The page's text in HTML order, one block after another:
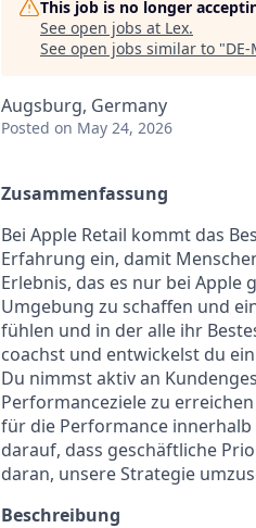
This job is no longer
See open jobs at Lex.
See open jobs similar to "
Augsburg, Germany
Posted on May 24, 2026
Zusammenfassung
Bei Apple Retail kommt das
Erfahrung ein, damit
Erlebnis, das es nur bei
Umgebung zu schaffen und
fühlen und in der alle ihr
coachst und entwickelst du
Du nimmst aktiv an
Performanceziele zu
für die Performance
darauf, dass geschäftliche
daran, unsere Strategie
Beschreibung